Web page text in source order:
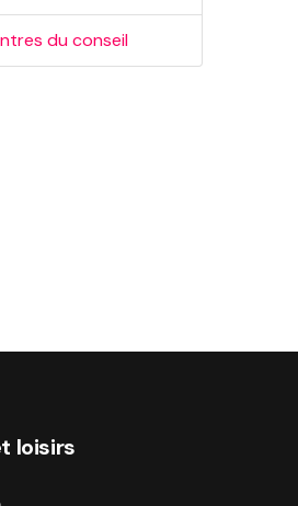
du conseil
loisirs